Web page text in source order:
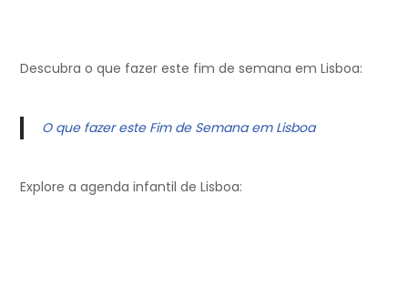
Descubra o que fazer este fim de semana em Lisboa:
O que fazer este Fim de Semana em Lisboa
Explore a agenda infantil de Lisboa: